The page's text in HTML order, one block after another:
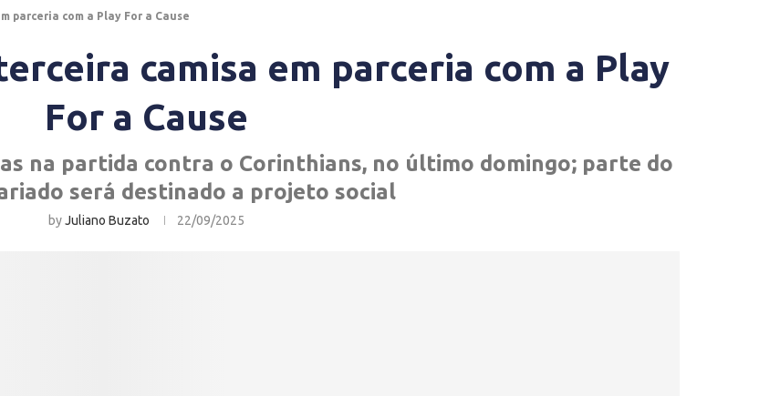
parceria com a Play For a Cause
camisa em parceria com a Play
For a Cause
na partida contra o Corinthians, no último domingo; parte do
será destinado a projeto social
byJuliano Buzato 22/09/2025